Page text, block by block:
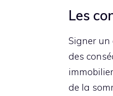
Les
Signer un
des
de la